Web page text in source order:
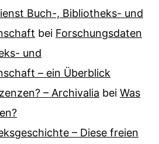
Buch-, Bibliotheks- und
bei Forschungsdaten
und
– ein Überblick
– Archivalia bei Was
– Diese freien